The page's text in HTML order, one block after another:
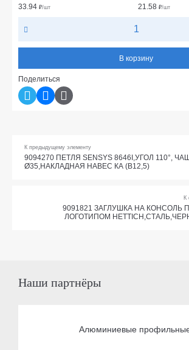
33.94 ₽/шт 21.58 ₽/шт
В корзину
Поделиться
К предыдущему элементу
9094270 ПЕТЛЯ SENSYS 8646I,УГОЛ 110°,
Ø35,НАКЛАДНАЯ НАВЕС КА (B12,5)
К
9091821 ЗАГЛУШКА НА КОНСОЛЬ
ЛОГОТИПОМ
Наши партнёры
Алюминиевые